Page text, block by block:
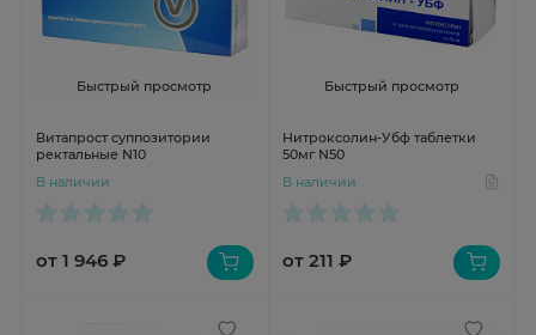
Быстрый просмотр
Витапрост суппозитории
ректальные N10
В наличии
от 1 946 ₽
Быстрый просмотр
Нитроксолин-Убф таблетки
50мг N50
В наличии
от 211 ₽